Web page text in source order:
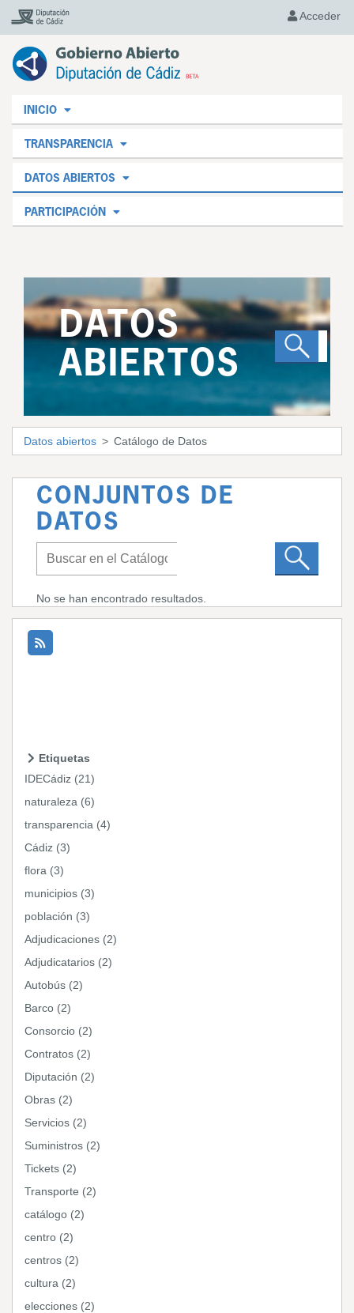
Acceder
INICIO
TRANSPARENCIA
DATOS ABIERTOS
PARTICIPACIÓN
DATOS
ABIERTOS
Datos abiertos Catálogo de Datos
CONJUNTOS DE
DATOS
No se han encontrado resultados.
Etiquetas
IDECádiz (21)
naturaleza (6)
transparencia (4)
Cádiz (3)
flora (3)
municipios (3)
población (3)
Adjudicaciones (2)
Adjudicatarios (2)
Autobús (2)
Barco (2)
Consorcio (2)
Contratos (2)
Diputación (2)
Obras (2)
Servicios (2)
Suministros (2)
Tickets (2)
Transporte (2)
catálogo (2)
centro (2)
centros (2)
cultura (2)
elecciones (2)